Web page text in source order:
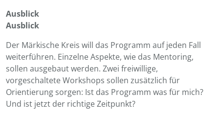
Ausblick
Ausblick
Der Märkische Kreis will das Programm auf jeden Fall
weiterführen. Einzelne Aspekte, wie das Mentoring,
sollen ausgebaut werden. Zwei freiwillige,
vorgeschaltete Workshops sollen zusätzlich für
Orientierung sorgen: Ist das Programm was für mich?
Und ist jetzt der richtige Zeitpunkt?